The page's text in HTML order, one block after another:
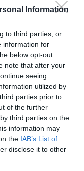
Information
to third parties, or
information for
below opt-out
note that after your
seeing
utilized by
parties prior to
of the further
third parties on the
information may
the IAB’s List of
disclose it to other
Αθήνας από το